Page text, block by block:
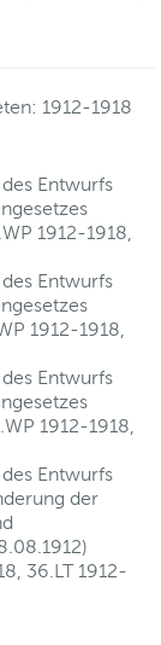
1912-1918
Entwurfs
1912-1918,
Entwurfs
1912-1918,
Entwurfs
1912-1918,
Entwurfs
der
36.LT 1912-